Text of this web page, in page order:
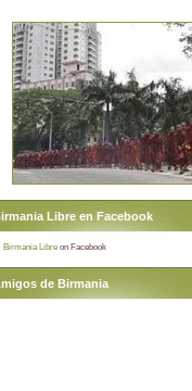
Libre en Facebook
Birmania Libre on Facebook
de Birmania